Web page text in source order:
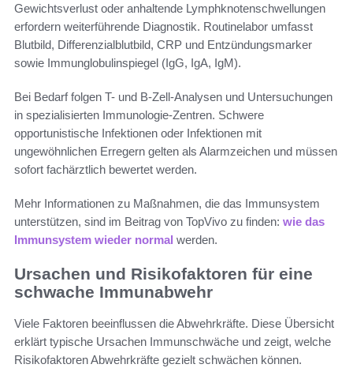
Gewichtsverlust oder anhaltende Lymphknotenschwellungen
erfordern weiterführende Diagnostik. Routinelabor umfasst
Blutbild, Differenzialblutbild, CRP und Entzündungsmarker
sowie Immunglobulinspiegel (IgG, IgA, IgM).
Bei Bedarf folgen T- und B-Zell-Analysen und Untersuchungen
in spezialisierten Immunologie-Zentren. Schwere
opportunistische Infektionen oder Infektionen mit
ungewöhnlichen Erregern gelten als Alarmzeichen und müssen
sofort fachärztlich bewertet werden.
Mehr Informationen zu Maßnahmen, die das Immunsystem
unterstützen, sind im Beitrag von TopVivo zu finden: wie das
Immunsystem wieder normal werden.
Ursachen und Risikofaktoren für eine
schwache Immunabwehr
Viele Faktoren beeinflussen die Abwehrkräfte. Diese Übersicht
erklärt typische Ursachen Immunschwäche und zeigt, welche
Risikofaktoren Abwehrkräfte gezielt schwächen können.